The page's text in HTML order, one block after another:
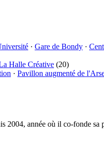
· Gare de Bondy ·
Halle Créative (20)
· Pavillon augmenté de
année où il co-fonde